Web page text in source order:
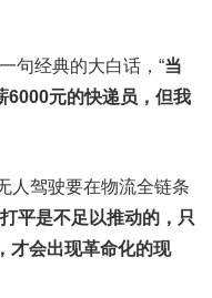
句经典的大白话，“当
6000元的快递员，但我
人驾驶要在物流全链条
平是不足以推动的，只
才会出现革命化的现